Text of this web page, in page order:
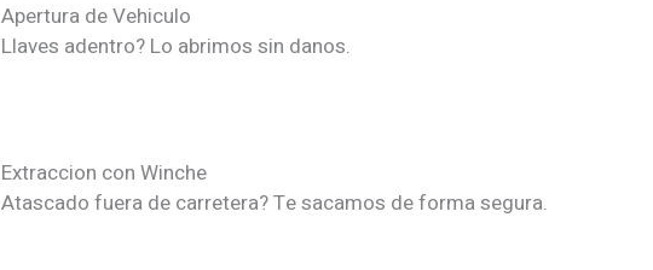
Apertura de Vehiculo
Llaves adentro? Lo abrimos sin danos.
Extraccion con Winche
Atascado fuera de carretera? Te sacamos de forma segura.